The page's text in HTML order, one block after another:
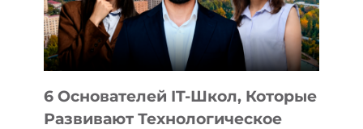
ОТ
OPENAI
6 Основателей IT-Школ, Которые
Развивают Технологическое